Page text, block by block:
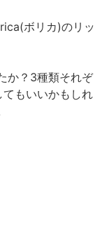
ボリカ)のリッ
か？3種類それぞ
もいいかもしれ